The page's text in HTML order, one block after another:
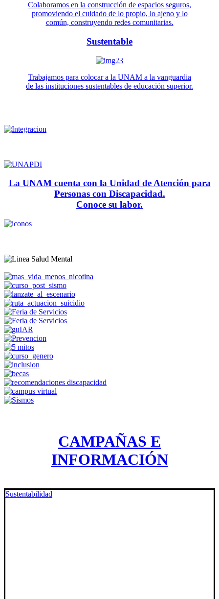
Colaboramos en la construcción de espacios seguros,
promoviendo el cuidado de lo propio, lo ajeno y lo
común, construyendo redes comunitarias.
Sustentable
Trabajamos para colocar a la UNAM a la vanguardia
de las instituciones sustentables de educación superior.
La UNAM cuenta con la Unidad de Atención para
Personas con Discapacidad.
Conoce su labor.
CAMPAÑAS E
INFORMACIÓN
Sustentabilidad